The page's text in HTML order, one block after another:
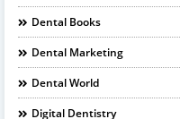
Dental Books
Dental Marketing
Dental World
Digital Dentistry